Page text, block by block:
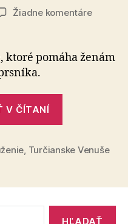
Žiadne komentárena
pre
ktoré pomáha ženám
V ČÍTANÍ
Turčianske
, Turčianske Venuše